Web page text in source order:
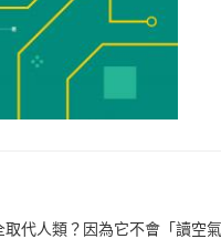
代人類？因為它不會「讀空氣